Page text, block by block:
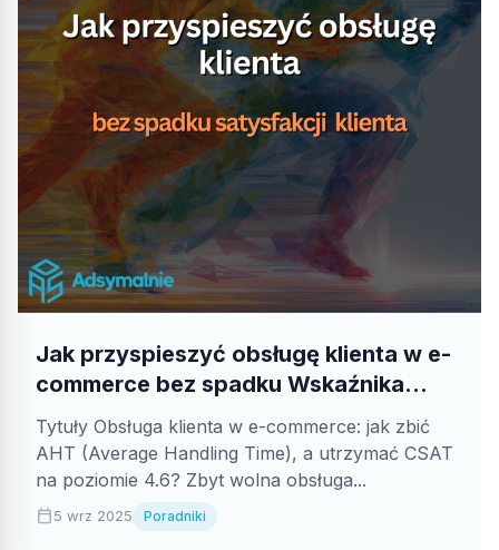
Jak przyspieszyć obsługę klienta w e-
commerce bez spadku Wskaźnika
Satysfakcji Klienta (CSAT)?
Tytuły Obsługa klienta w e-commerce: jak zbić
AHT (Average Handling Time), a utrzymać CSAT
na poziomie 4.6? Zbyt wolna obsługa...
calendar_today5 wrz 2025 Poradniki